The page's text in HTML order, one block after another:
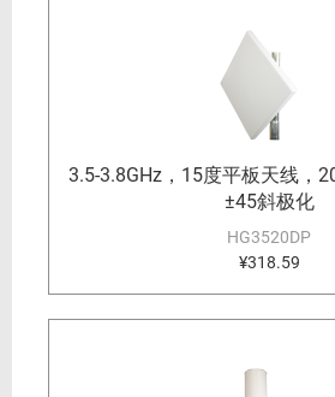
3.5-3.8GHz，15度平板天线，
±45斜极化
HG3520DP
¥318.59